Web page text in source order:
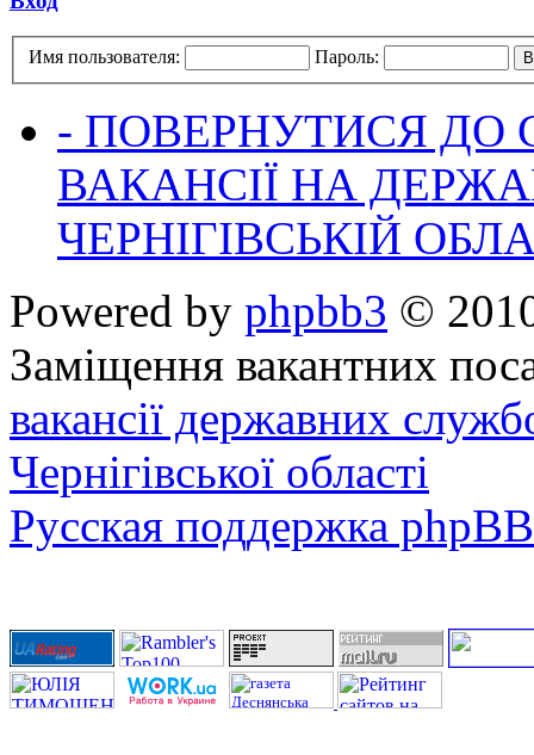
Имя пользователя: Пароль:
- ПОВЕРНУТИСЯ ДО
ВАКАНСІЇ НА
ЧЕРНІГІВСЬКІЙ
Powered by phpbb3 ©
Заміщення вакантних
вакансії державних
Чернігівської області
Русская поддержка phpBB